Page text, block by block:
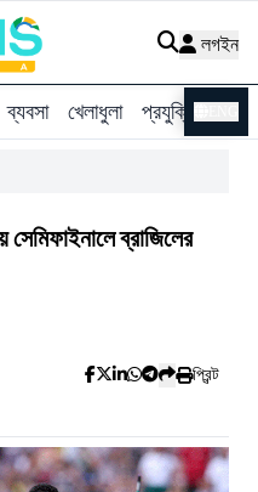
লগইন
ব্যবসা খেলাধুলা প্রযুক্তি
ব্রাজিলের
প্রিন্ট